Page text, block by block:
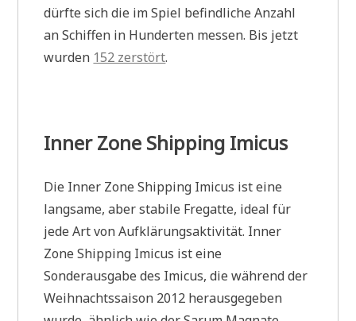
dürfte sich die im Spiel befindliche Anzahl
an Schiffen in Hunderten messen. Bis jetzt
wurden 152 zerstört.
Inner Zone Shipping Imicus
Die Inner Zone Shipping Imicus ist eine
langsame, aber stabile Fregatte, ideal für
jede Art von Aufklärungsaktivität. Inner
Zone Shipping Imicus ist eine
Sonderausgabe des Imicus, die während der
Weihnachtssaison 2012 herausgegeben